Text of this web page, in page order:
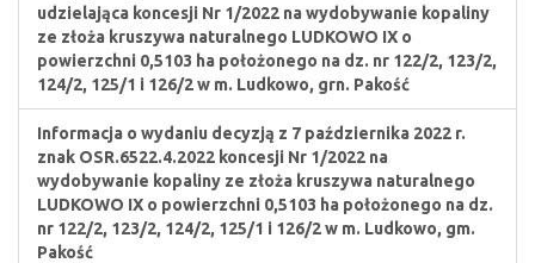
udzielająca koncesji Nr 1/2022 na wydobywanie kopaliny
ze złoża kruszywa naturalnego LUDKOWO IX o
powierzchni 0,5103 ha położonego na dz. nr 122/2, 123/2,
124/2, 125/1 i 126/2 w m. Ludkowo, grn. Pakość
Informacja o wydaniu decyzją z 7 października 2022 r.
znak OSR.6522.4.2022 koncesji Nr 1/2022 na
wydobywanie kopaliny ze złoża kruszywa naturalnego
LUDKOWO IX o powierzchni 0,5103 ha położonego na dz.
nr 122/2, 123/2, 124/2, 125/1 i 126/2 w m. Ludkowo, gm.
Pakość